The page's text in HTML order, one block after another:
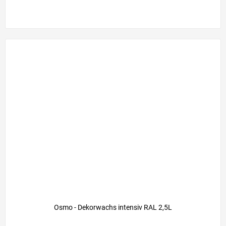
Osmo - Dekorwachs intensiv RAL 2,5L